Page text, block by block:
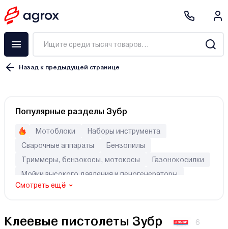
Назад к предыдущей странице
Популярные разделы Зубр
Смотреть ещё
Мотоблоки
Наборы инструмента
Сварочные аппараты
Бензопилы
Триммеры, бензокосы, мотокосы
Газонокосилки
Мойки высокого давления и пеногенераторы
Генераторы (электростанции)
Клеевые пистолеты Зубр 6